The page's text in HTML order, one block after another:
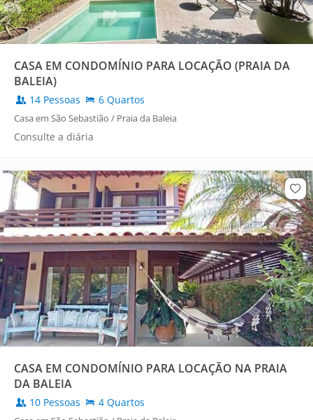
CASA EM CONDOMÍNIO PARA LOCAÇÃO (PRAIA DA
BALEIA)
14 Pessoas 6 Quartos
Casa em São Sebastião / Praia da Baleia
Consulte a diária
CASA EM CONDOMÍNIO PARA LOCAÇÃO NA PRAIA
DA BALEIA
10 Pessoas 4 Quartos